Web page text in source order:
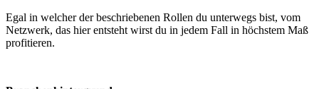
Egal in welcher der beschriebenen Rollen du unterwegs bist, vom
Netzwerk, das hier entsteht wirst du in jedem Fall in höchstem Maß
profitieren.